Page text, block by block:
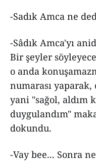
-Sadık Amca ne
-Sâdık Amca'yı
Bir şeyler
o anda
numarası
yani "sağol, aldım
duygulandım"
dokundu.
-Vay bee... Sonra